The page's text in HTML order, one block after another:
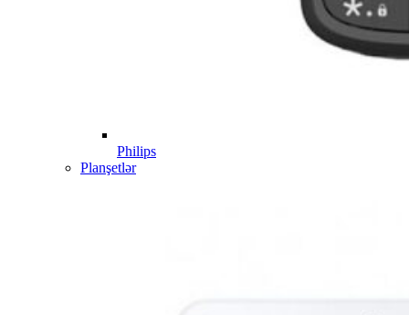
Philips
Planşetlər